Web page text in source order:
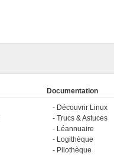
Documentation
Découvrir Linux
Trucs & Astuces
Léannuaire
Logithèque
Pilothèque